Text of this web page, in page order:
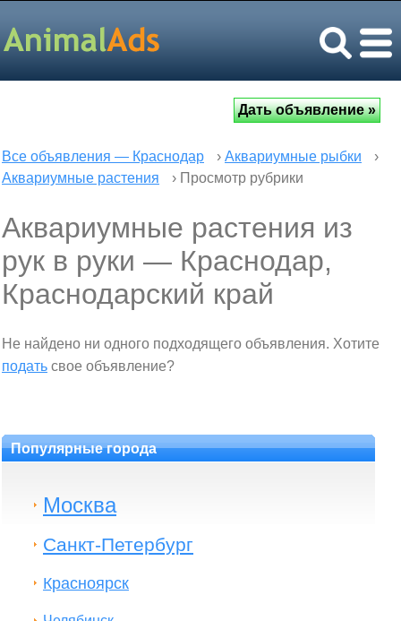
Все объявления — Краснодар › Аквариумные рыбки
›
Аквариумные растения
› Просмотр рубрики
Аквариумные растения из
рук в руки — Краснодар,
Краснодарский край
Не найдено ни одного подходящего объявления. Хотите
подать свое объявление?
Популярные города
Москва
Санкт-Петербург
Красноярск